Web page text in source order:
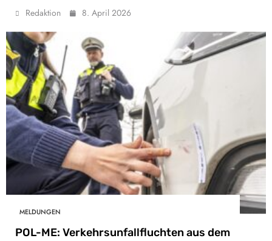
Redaktion 8. April 2026
MELDUNGEN
POL-ME: Verkehrsunfallfluchten aus dem